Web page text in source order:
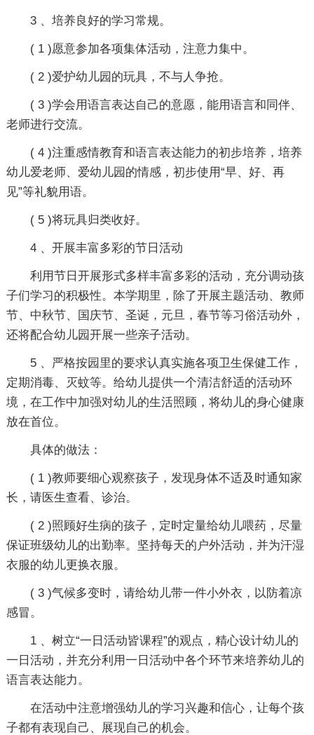
3 、培养良好的学习常规。
( 1 )愿意参加各项集体活动，注意力集中。
( 2 )爱护幼儿园的玩具，不与人争抢。
( 3 )学会用语言表达自己的意愿，能用语言和同伴、
老师进行交流。
( 4 )注重感情教育和语言表达能力的初步培养，培养
幼儿爱老师、爱幼儿园的情感，初步使用“早、好、再
见”等礼貌用语。
( 5 )将玩具归类收好。
4 、开展丰富多彩的节日活动
利用节日开展形式多样丰富多彩的活动，充分调动孩
子们学习的积极性。本学期里，除了开展主题活动、教师
节、中秋节、国庆节、圣诞，元旦，春节等习俗活动外，
还将配合幼儿园开展一些亲子活动。
5 、严格按园里的要求认真实施各项卫生保健工作，
定期消毒、灭蚊等。给幼儿提供一个清洁舒适的活动环
境，在工作中加强对幼儿的生活照顾，将幼儿的身心健康
放在首位。
具体的做法：
( 1 )教师要细心观察孩子，发现身体不适及时通知家
长，请医生查看、诊治。
( 2 )照顾好生病的孩子，定时定量给幼儿喂药，尽量
保证班级幼儿的出勤率。坚持每天的户外活动，并为汗湿
衣服的幼儿更换衣服。
( 3 )气候多变时，请给幼儿带一件小外衣，以防着凉
感冒。
1 、树立“一日活动皆课程”的观点，精心设计幼儿的
一日活动，并充分利用一日活动中各个环节来培养幼儿的
语言表达能力。
在活动中注意增强幼儿的学习兴趣和信心，让每个孩
子都有表现自己、展现自己的机会。